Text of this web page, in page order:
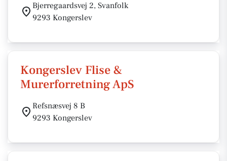
Bjerregaardsvej 2, Svanfolk
9293 Kongerslev
Kongerslev Flise &
Murerforretning ApS
Refsnæsvej 8 B
9293 Kongerslev